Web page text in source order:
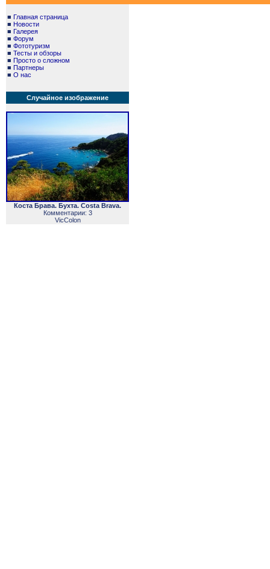
■ Главная страница
■ Новости
■ Галерея
■ Форум
■ Фототуризм
■ Тесты и обзоры
■ Просто о сложном
■ Партнеры
■ О нас
Случайное изображение
Коста Брава. Бухта. Costa Brava.
Комментарии: 3
VicColon